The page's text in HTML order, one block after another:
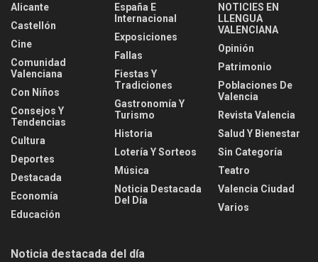
Alicante
Castellón
Cine
Comunidad
Valenciana
Con Niños
Consejos Y
Tendencias
Cultura
Deportes
Destacada
Economía
Educación
España E
Internacional
Exposiciones
Fallas
Fiestas Y
Tradiciones
Gastronomía Y
Turismo
Historia
Lotería Y Sorteos
Música
Noticia Destacada
Del Día
NOTICIES EN
LLENGUA
VALENCIANA
Opinión
Patrimonio
Poblaciones De
Valencia
Revista Valencia
Salud Y Bienestar
Sin Categoría
Teatro
Valencia Ciudad
Varios
Noticia destacada del día